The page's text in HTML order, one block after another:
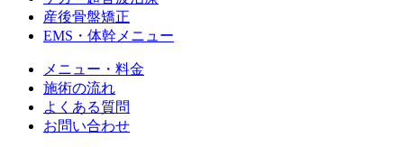
産後骨盤矯正
EMS・体幹メニュー
メニュー・料金
施術の流れ
よくある質問
お問い合わせ